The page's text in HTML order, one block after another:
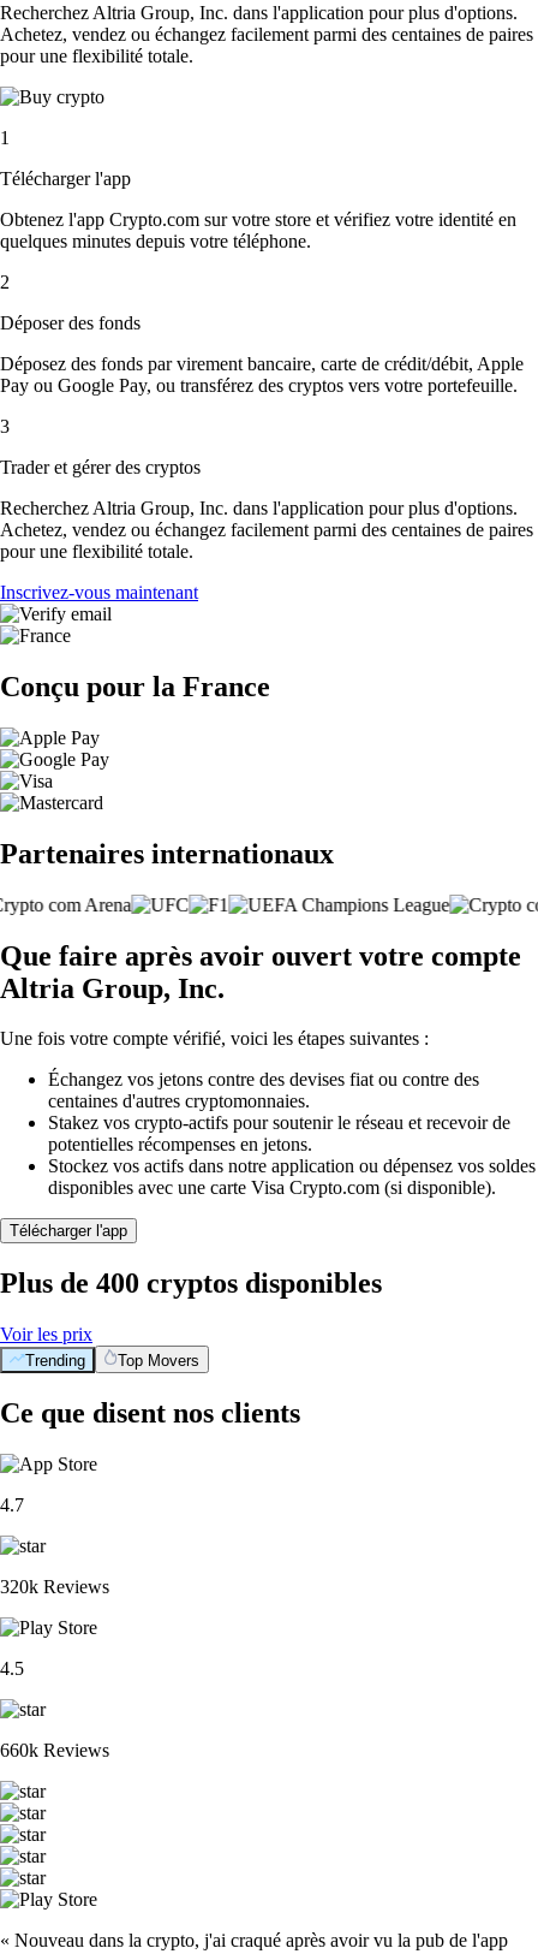
Recherchez Altria Group, Inc. dans l'application pour plus d'options.
Achetez, vendez ou échangez facilement parmi des centaines de paires
pour une flexibilité totale.
1
Télécharger l'app
Obtenez l'app Crypto.com sur votre store et vérifiez votre identité en
quelques minutes depuis votre téléphone.
2
Déposer des fonds
Déposez des fonds par virement bancaire, carte de crédit/débit, Apple
Pay ou Google Pay, ou transférez des cryptos vers votre portefeuille.
3
Trader et gérer des cryptos
Recherchez Altria Group, Inc. dans l'application pour plus d'options.
Achetez, vendez ou échangez facilement parmi des centaines de paires
pour une flexibilité totale.
Inscrivez-vous maintenant
Conçu pour la France
Partenaires internationaux
Que faire après avoir ouvert votre compte
Altria Group, Inc.
Une fois votre compte vérifié, voici les étapes suivantes :
Échangez vos jetons contre des devises fiat ou contre des
centaines d'autres cryptomonnaies.
Stakez vos crypto-actifs pour soutenir le réseau et recevoir de
potentielles récompenses en jetons.
Stockez vos actifs dans notre application ou dépensez vos soldes
disponibles avec une carte Visa Crypto.com (si disponible).
Télécharger l'app
Plus de 400 cryptos disponibles
Voir les prix
Trending Top Movers
Ce que disent nos clients
4.7
320k Reviews
4.5
660k Reviews
« Nouveau dans la crypto, j'ai craqué après avoir vu la pub de l'app